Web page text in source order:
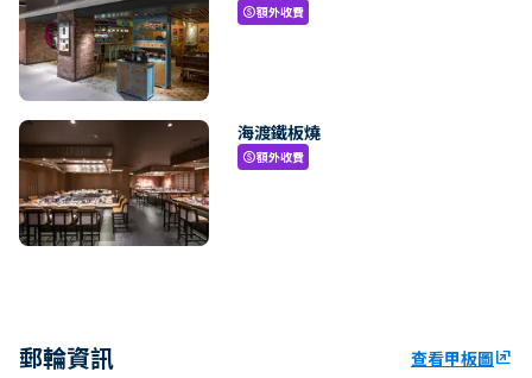
paid額外收費
海渡鐵板燒
paid額外收費
郵輪資訊 查看甲板圖ungroup